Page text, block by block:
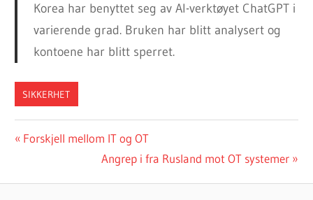
Korea har benyttet seg av AI-verktøyet ChatGPT i
varierende grad. Bruken har blitt analysert og
kontoene har blitt sperret.
SIKKERHET
Post
navigation
Previous
Forskjell mellom IT og OT
Next
Angrep i fra Rusland mot OT systemer